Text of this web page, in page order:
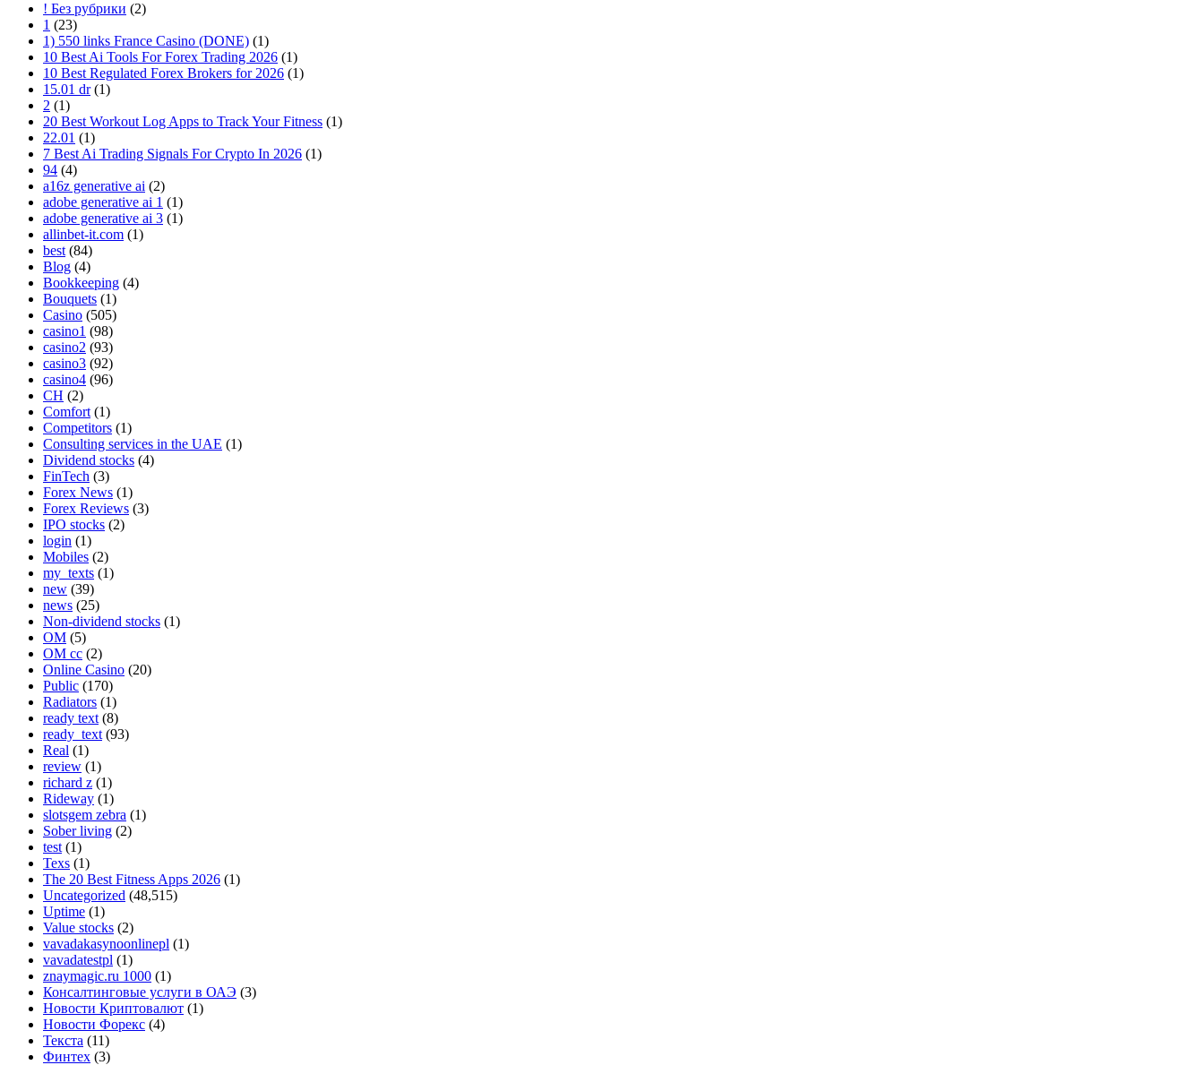
! Без рубрики (2)
1 (23)
1) 550 links France Casino (DONE) (1)
10 Best Ai Tools For Forex Trading 2026 (1)
10 Best Regulated Forex Brokers for 2026 (1)
15.01 dr(1)
2 (1)
20 Best Workout Log Apps to Track Your Fitness (1)
22.01 (1)
7 Best Ai Trading Signals For Crypto In 2026 (1)
94 (4)
a16z generative ai (2)
adobe generative ai 1 (1)
adobe generative ai 3 (1)
allinbet-it.com (1)
best (84)
Blog (4)
Bookkeeping (4)
Bouquets (1)
Casino (505)
casino1 (98)
casino2 (93)
casino3 (92)
casino4 (96)
CH (2)
Comfort (1)
Competitors (1)
Consulting services in the UAE (1)
Dividend stocks (4)
FinTech (3)
Forex News (1)
Forex Reviews (3)
IPO stocks (2)
login (1)
Mobiles (2)
my_texts (1)
new (39)
news (25)
Non-dividend stocks (1)
OM (5)
OM cc (2)
Online Casino (20)
Public (170)
Radiators (1)
ready text (8)
ready_text (93)
Real (1)
review (1)
richard z (1)
Rideway (1)
slotsgem zebra (1)
Sober living (2)
test (1)
Texs (1)
The 20 Best Fitness Apps 2026 (1)
Uncategorized (48,515)
Uptime (1)
Value stocks (2)
vavadakasynoonlinepl (1)
vavadatestpl (1)
znaymagic.ru 1000 (1)
Консалтинговые услуги в ОАЭ (3)
Новости Криптовалют (1)
Новости Форекс (4)
Текста (11)
Финтех (3)